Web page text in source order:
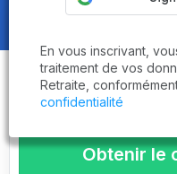
Obtenez le
critères
Obtenir le
En vous inscrivant,
traitement de vos
Retraite,
confidentialité